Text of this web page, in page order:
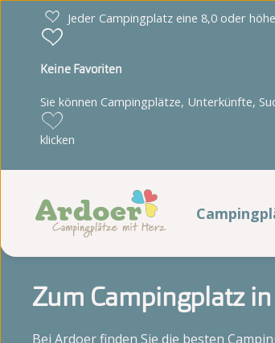
Jeder Campingplatz eine 8,0 oder
Keine Favoriten
Sie können Campingplätze, Unterkünfte,
klicken
Drenthe
Torentjeshoek
Friesland
Cnossen Leekstermeer
De
Noord-
De
Zum Campingplatz
Bei Ardoer finden Sie die besten